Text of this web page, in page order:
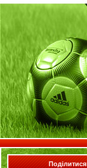
Поділитися